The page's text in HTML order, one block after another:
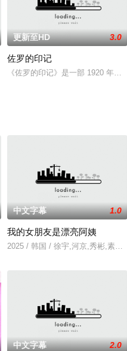
Jean-Pi
了母亲生前精心经营的餐馆。然
，主要讲述了因意外而丧失记忆
更新至HD 3.0
佐罗的印记
《佐罗的印记》是一部 1920 年
中文字幕 1.0
我的女朋友是漂亮阿姨
2025 / 韩国 / 徐宇,河京,秀彬,素美,
中文字幕 2.0